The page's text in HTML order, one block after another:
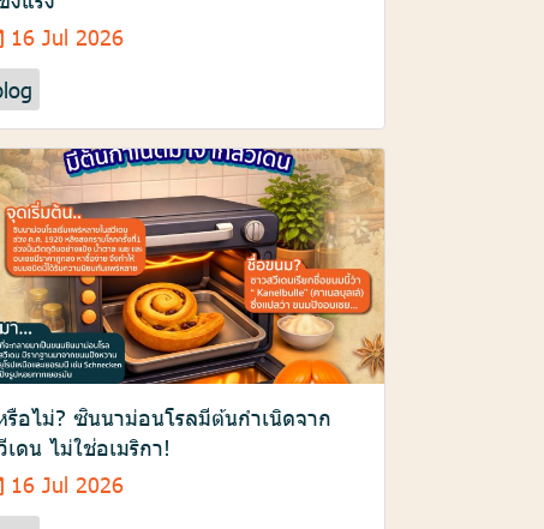
16 Jul 2026
รือไม่? ซินนาม่อนโรลมีต้นกำเนิดจาก
เดน ไม่ใช่อเมริกา!
16 Jul 2026